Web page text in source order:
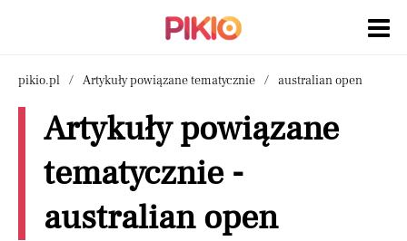
pikio.pl Artykuły powiązane tematycznie australian open
Artykuły powiązane
tematycznie -
australian open